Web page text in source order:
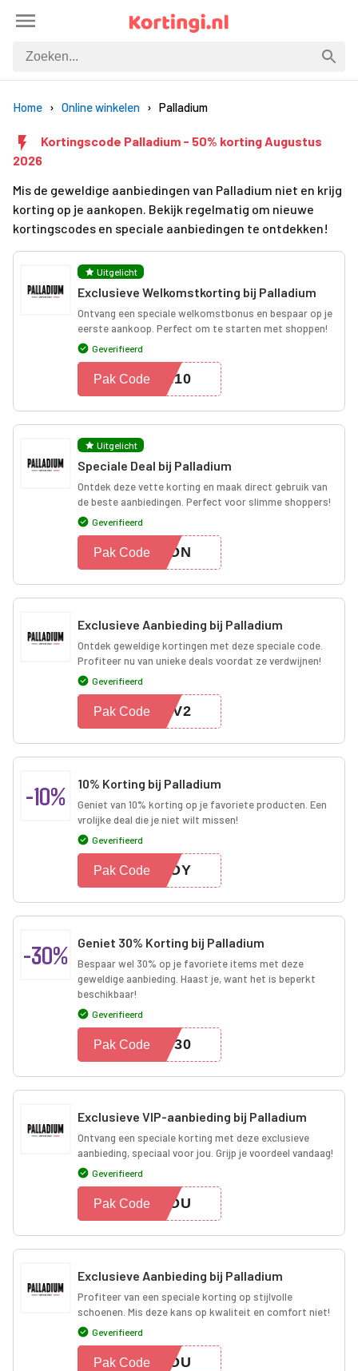
Home Online winkelen Palladium
Kortingscode Palladium - 50% korting Augustus
2026
Mis de geweldige aanbiedingen van Palladium niet en krijg
korting op je aankopen. Bekijk regelmatig om nieuwe
kortingscodes en speciale aanbiedingen te ontdekken!
Uitgelicht
Exclusieve Welkomstkorting bij Palladium
Ontvang een speciale welkomstbonus en bespaar op je
eerste aankoop. Perfect om te starten met shoppen!
Geverifieerd
ME10
Pak Code
Uitgelicht
Speciale Deal bij Palladium
Ontdek deze vette korting en maak direct gebruik van
de beste aanbiedingen. Perfect voor slimme shoppers!
Geverifieerd
UPON
Pak Code
Exclusieve Aanbieding bij Palladium
Ontdek geweldige kortingen met deze speciale code.
Profiteer nu van unieke deals voordat ze verdwijnen!
Geverifieerd
LPV2
Pak Code
-10% 10% Korting bij Palladium
Geniet van 10% korting op je favoriete producten. Een
vrolijke deal die je niet wilt missen!
Geverifieerd
0JOY
Pak Code
-30% Geniet 30% Korting bij Palladium
Bespaar wel 30% op je favoriete items met deze
geweldige aanbieding. Haast je, want het is beperkt
beschikbaar!
Geverifieerd
OY30
Pak Code
Exclusieve VIP-aanbieding bij Palladium
Ontvang een speciale korting met deze exclusieve
aanbieding, speciaal voor jou. Grijp je voordeel vandaag!
Geverifieerd
4YOU
Pak Code
Exclusieve Aanbieding bij Palladium
Profiteer van een speciale korting op stijlvolle
schoenen. Mis deze kans op kwaliteit en comfort niet!
Geverifieerd
4YOU
Pak Code